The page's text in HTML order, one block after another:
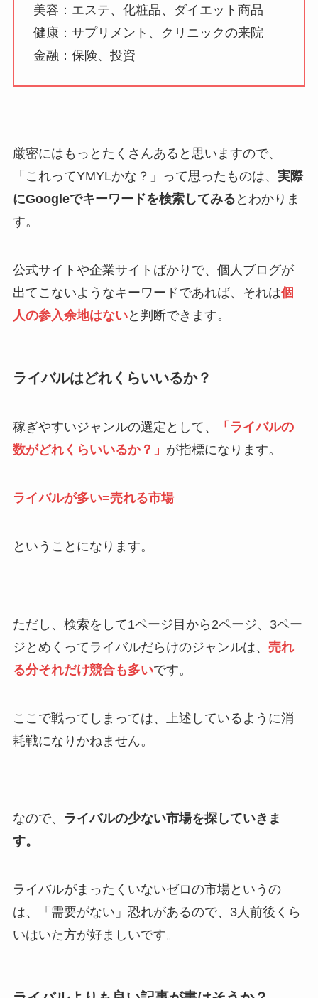
美容：エステ、化粧品、ダイエット商品
健康：サプリメント、クリニックの来院
金融：保険、投資
厳密にはもっとたくさんあると思いますので、
「これってYMYLかな？」って思ったものは、 実際
にGoogleでキーワードを検索してみる とわかりま
す。
公式サイトや企業サイトばかりで、個人ブログが
出てこないようなキーワードであれば、それは個
人の参入余地はないと判断できます。
ライバルはどれくらいいるか？
稼ぎやすいジャンルの選定として、
「ライバルの
数がどれくらいいるか？」 が指標になります。
ライバルが多い=売れる市場
ということになります。
ただし、検索をして1ページ目から2ページ、3ペー
ジとめくってライバルだらけのジャンルは、 売れ
る分それだけ競合も多いです。
ここで戦ってしまっては、上述しているように消
耗戦になりかねません。
なので、
ライバルの少ない市場を探していきま
す。
ライバルがまったくいないゼロの市場というの
は、「需要がない」恐れがあるので、3人前後くら
いはいた方が好ましいです。